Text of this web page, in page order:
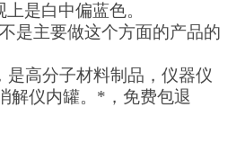
是白中偏蓝色。
是主要做这个方面的产品的
是高分子材料制品，仪器仪
解仪内罐。*，免费包退